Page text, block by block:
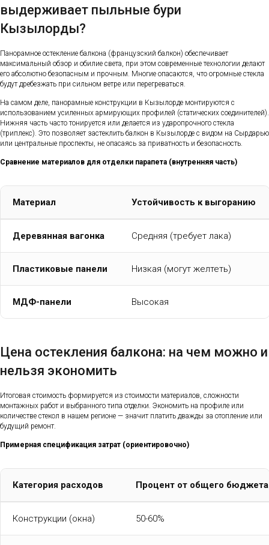
выдерживает пыльные бури
Кызылорды?
Панорамное остекление балкона (французский балкон) обеспечивает
максимальный обзор и обилие света, при этом современные технологии делают
его абсолютно безопасным и прочным. Многие опасаются, что огромные стекла
будут дребезжать при сильном ветре или перегреваться.
На самом деле, панорамные конструкции в Кызылорде монтируются с
использованием усиленных армирующих профилей (статических соединителей).
Нижняя часть часто тонируется или делается из ударопрочного стекла
(триплекс). Это позволяет застеклить балкон в Кызылорде с видом на Сырдарью
или центральные проспекты, не опасаясь за приватность и безопасность.
Сравнение материалов для отделки парапета (внутренняя часть)
Материал Устойчивость к выгоранию
Деревянная вагонка Средняя (требует лака)
Пластиковые панели Низкая (могут желтеть)
МДФ-панели Высокая
Цена остекления балкона: на чем можно и
нельзя экономить
Итоговая стоимость формируется из стоимости материалов, сложности
монтажных работ и выбранного типа отделки. Экономить на профиле или
количестве стекол в нашем регионе — значит платить дважды за отопление или
будущий ремонт.
Примерная спецификация затрат (ориентировочно)
Категория расходов Процент от общего бюджета
Конструкции (окна) 50-60%